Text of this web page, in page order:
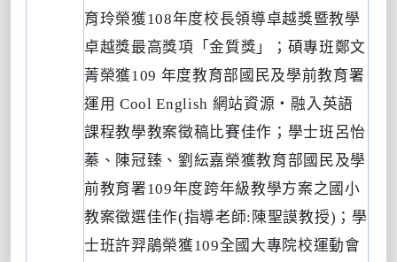
育玲榮獲108年度校長領導卓越獎暨教學
卓越獎最高獎項「金質獎」；碩專班鄭文
菁榮獲109 年度教育部國民及學前教育署
運用 Cool English 網站資源 ‧ 融入英語
課程教學教案徵稿比賽佳作；學士班呂怡
蓁、陳冠臻、劉紜嘉榮獲教育部國民及學
前教育署109年度跨年級教學方案之國小
教案徵選佳作(指導老師: 陳聖謨教授) ；學
士班許羿鵑榮獲109全國大專院校運動會